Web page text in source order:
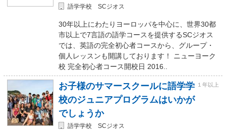
語学学校 SCジオス
30年以上にわたりヨーロッパを中心に、世界30都
市以上で7言語の語学コースを提供するSCジオス
では、英語の完全初心者コースから、グループ・
個人レッスンも開講しております！ ニューヨーク
校 完全初心者コース開校日 2016..
お子様のサマースクールに語学学
校のジュニアプログラムはいかが
でしょうか
１年以上
語学学校 SCジオス